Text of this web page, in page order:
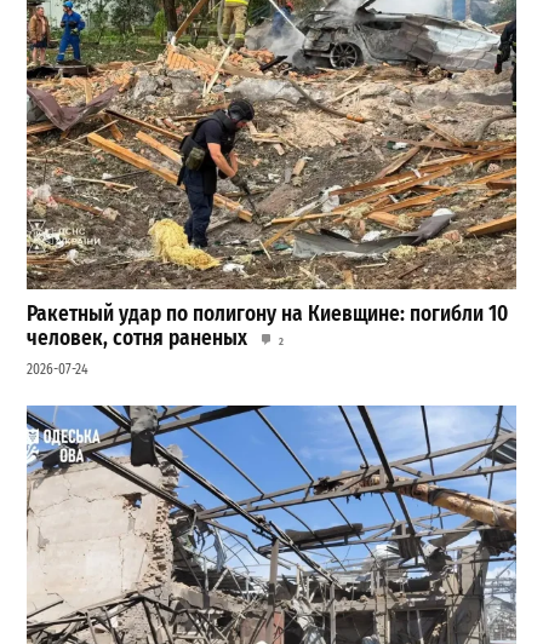
Ракетный удар по полигону на Киевщине: погибли 10
человек, сотня раненых
2
2026-07-24